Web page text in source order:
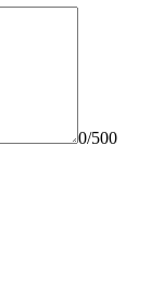
0/500